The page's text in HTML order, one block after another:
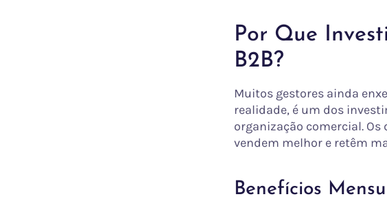
Por Que
B2B?
Muitos gestores ainda
realidade, é um dos
organização comercial.
vendem melhor e retêm
Benefícios